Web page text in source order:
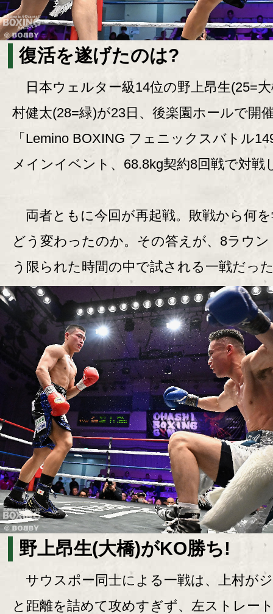
復活を遂げたのは?
日本ウェルター級14位の野上昂生(25=
村健太(28=緑)が23日、後楽園ホールで開
「Lemino BOXING フェニックスバトル
メインイベント、68.8kg契約8回戦で対戦
両者ともに今回が再起戦。敗戦から何
どう変わったのか。その答えが、8ラウ
う限られた時間の中で試される一戦だっ
野上昂生(大橋)がKO勝ち!
サウスポー同士による一戦は、上村が
と距離を詰めて攻めすぎず、左ストレー